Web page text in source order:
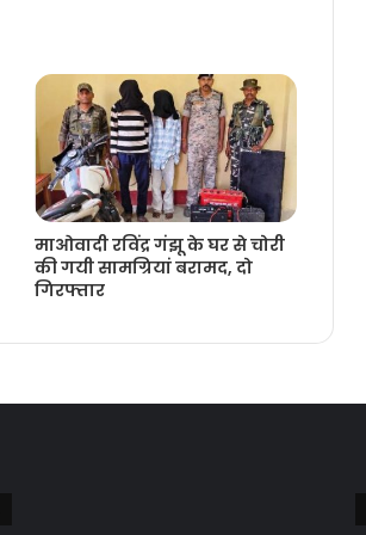
माओवादी रविंद्र गंझू के घर से चोरी
की गयी सामग्रियां बरामद, दो
गिरफ्तार